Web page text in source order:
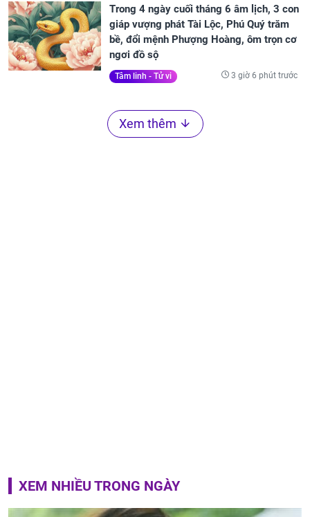
Trong 4 ngày cuối tháng 6 âm lịch, 3 con
giáp vượng phát Tài Lộc, Phú Quý trăm
bề, đổi mệnh Phượng Hoàng, ôm trọn cơ
ngơi đồ sộ
Tâm linh - Tử vi 3 giờ 6 phút trước
Xem thêm
XEM NHIỀU TRONG NGÀY